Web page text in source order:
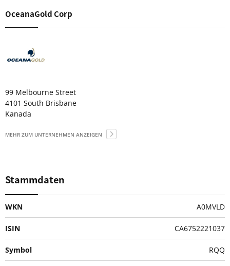
OceanaGold Corp
99 Melbourne Street
4101 South Brisbane
Kanada
MEHR ZUM UNTERNEHMEN ANZEIGEN
Stammdaten
WKN A0MVLD
ISIN CA6752221037
Symbol RQQ